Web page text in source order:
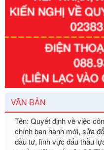
VĂN BẢN
Số kí hiệu:351/2025/
Tên: Nghị định số 351/
định chuẩn nghèo đa
Ngày ban hành: 29/12/2026
Số kí hiệu:3014/QĐ-
chính ban hành mới, sửa
đầu tư, lĩnh vực đấu thầu
quyền giải quyết của Sở
tế Đông Nam Nghệ An
Ngày ban hành: 23/09/2026